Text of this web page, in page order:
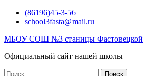
Перейти(86196)45-3-56
school3fasta@mail.ru
МБОУ СОШ №3 станицы Фастовецкой
Официальный сайт нашей школы
Поиск